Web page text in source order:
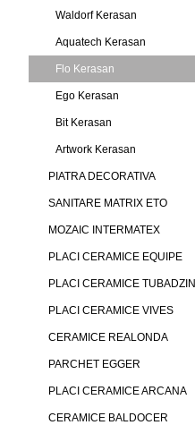
Waldorf Kerasan
Aquatech Kerasan
Flo Kerasan
Ego Kerasan
Bit Kerasan
Artwork Kerasan
PIATRA DECORATIVA
SANITARE MATRIX ETO
MOZAIC INTERMATEX
PLACI CERAMICE EQUIPE
PLACI CERAMICE TUBADZIN
PLACI CERAMICE VIVES
CERAMICE REALONDA
PARCHET EGGER
PLACI CERAMICE ARCANA
CERAMICE BALDOCER